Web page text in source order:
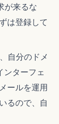
が来るな
は登録して
自分のドメ
ンターフェ
ールを運用
るので、自